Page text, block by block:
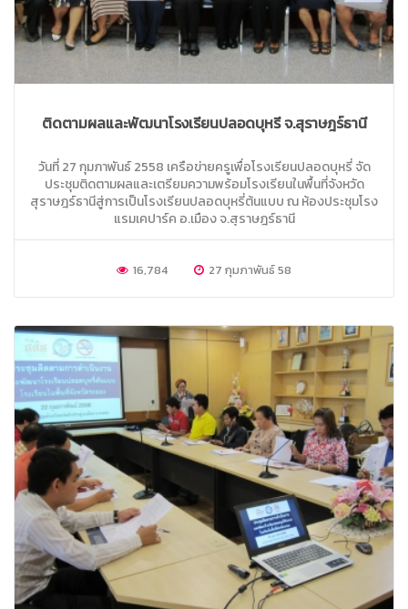
ติดตามผลและพัฒนาโรงเรียนปลอดบุหรี่ จ.สุราษฎร์ธานี
วันที่ 27 กุมภาพันธ์ 2558 เครือข่ายครูเพื่อโรงเรียนปลอดบุหรี่ จัด
ประชุมติดตามผลและเตรียมความพร้อมโรงเรียนในพื้นที่จังหวัด
สุราษฎร์ธานีสู่การเป็นโรงเรียนปลอดบุหรี่ต้นแบบ ณ ห้องประชุมโรง
แรมเคปาร์ค อ.เมือง จ.สุราษฎร์ธานี
16,784 27 กุมภาพันธ์ 58